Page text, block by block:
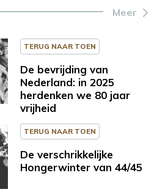
Meer
TERUG NAAR TOEN
De bevrijding van
Nederland: in 2025
herdenken we 80 jaar
vrijheid
TERUG NAAR TOEN
De verschrikkelijke
Hongerwinter van 44/45